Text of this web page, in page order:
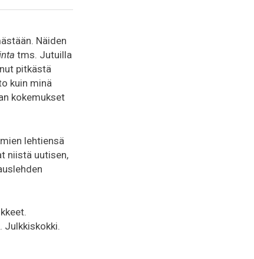
Näiden
tms. Jutuilla
pitkästä
kuin minä
kokemukset
lehtiensä
niistä uutisen,
Julkkiskokki.